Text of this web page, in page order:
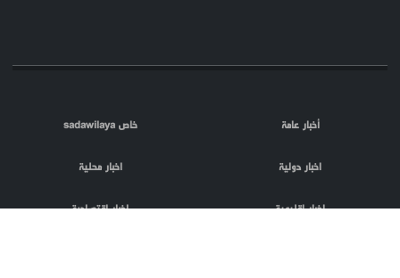
أخبار عامة خاص sadawilaya
اخبار دولية اخبار محلية
اخبار اقليمية اخبار اقتصادية